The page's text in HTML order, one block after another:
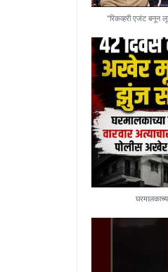
"रिकव्हरी एजंट बनून